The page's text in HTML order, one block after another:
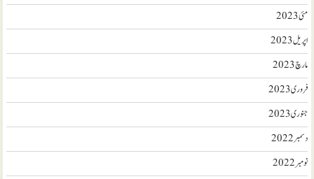
مئی 2023
اپریل 2023
مارچ 2023
فروری 2023
جنوری 2023
دسمبر 2022
نومبر 2022